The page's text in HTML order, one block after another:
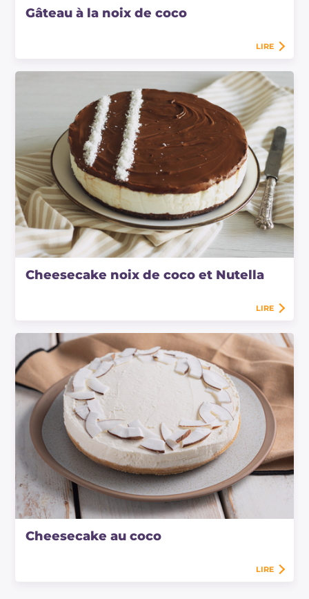
Gâteau à la noix de coco
LIRE
Cheesecake noix de coco et Nutella
LIRE
Cheesecake au coco
LIRE